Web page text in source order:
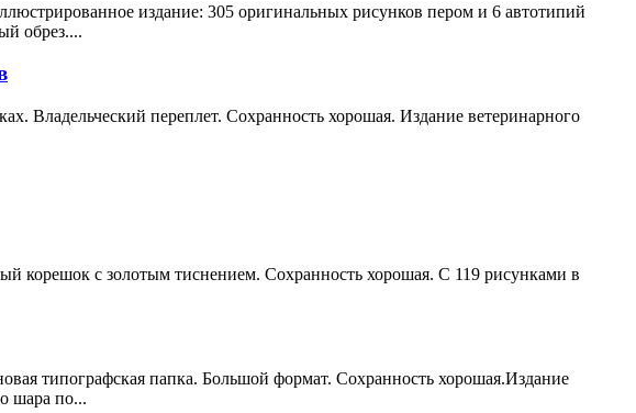
издание: 305 оригинальных рисунков пером и 6 автотипий
обрез....
Владельческий переплет. Сохранность хорошая. Издание ветеринарного
корешок с золотым тиснением. Сохранность хорошая. С 119 рисунками в
типографская папка. Большой формат. Сохранность хорошая.Издание
шара по...